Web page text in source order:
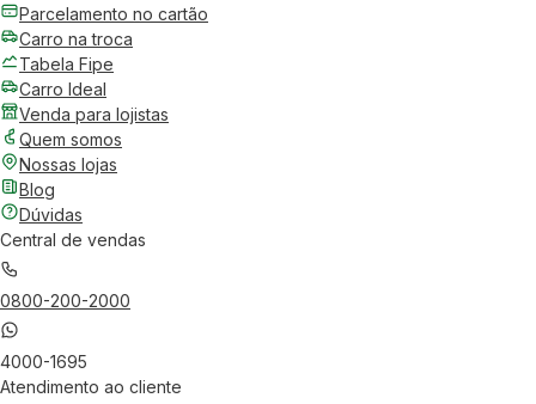
Parcelamento no cartão
Carro na troca
Tabela Fipe
Carro Ideal
Venda para lojistas
Quem somos
Nossas lojas
Blog
Dúvidas
Central de vendas
0800-200-2000
4000-1695
Atendimento ao cliente